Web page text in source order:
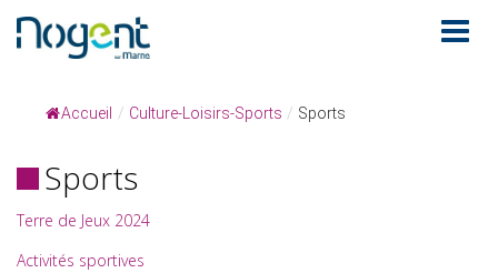
Accueil / Culture-Loisirs-Sports / Sports
Sports
Terre de Jeux 2024
Activités sportives